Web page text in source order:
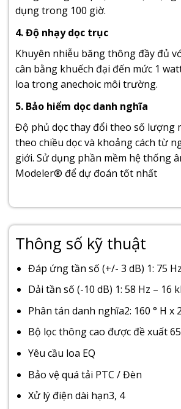
dụng trong 100 giờ.
4. Độ nhạy dọc trục
Khuyên nhiễu băng thông đầy đủ
cân bằng khuếch đại đến mức 1
loa trong anechoic môi trường.
5. Bảo hiểm dọc danh nghĩa
Độ phủ dọc thay đổi theo số lượng
theo chiều dọc và khoảng cách từ
giới. Sử dụng phần mềm hệ thống
Modeler® để dự đoán tốt nhất
Thông số kỹ thuật
Đáp ứng tần số (+/- 3 dB) 1: 75
Dải tần số (-10 dB) 1: 58 Hz – 16
Phân tán danh nghĩa2: 160 ° H x
Bộ lọc thông cao được đề xuất
Yêu cầu loa EQ
Bảo vệ quá tải PTC / Đèn
Xử lý điện dài hạn3, 4